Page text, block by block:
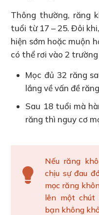
Thông thường, răng
tuổi từ 17 – 25. Đôi
hiện sớm hoặc muộn
có thể rơi vào 2
Mọc đủ 32 răng
lắng về vấn đề
Sau 18 tuổi mà
răng thì nguy cơ
Nếu răng
chịu sự đau
mọc răng
lên một chút
bạn không